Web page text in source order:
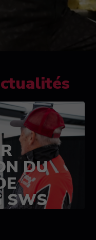
DU
SWS